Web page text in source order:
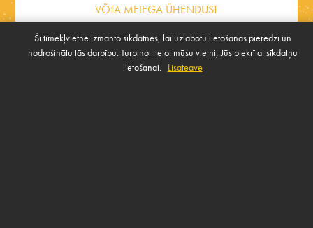
VÕTA MEIEGA ÜHENDUST
Rekvizīti
Šī tīmekļvietne izmanto sīkdatnes, lai uzlabotu lietošanas pieredzi un
nodrošinātu tās darbību. Turpinot lietot mūsu vietni, Jūs piekrītat sīkdatņu
lietošanai. Lisateave